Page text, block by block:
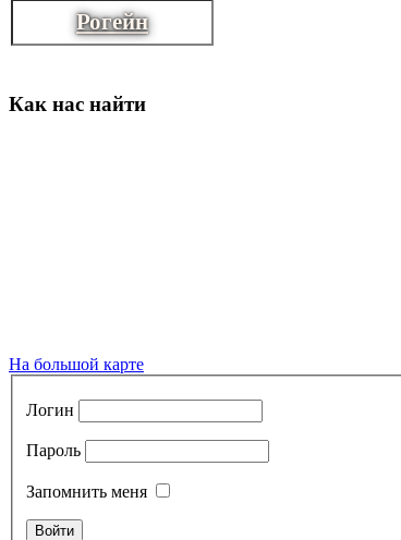
Рогейн
Как нас найти
На большой карте
Логин
Пароль
Запомнить меня